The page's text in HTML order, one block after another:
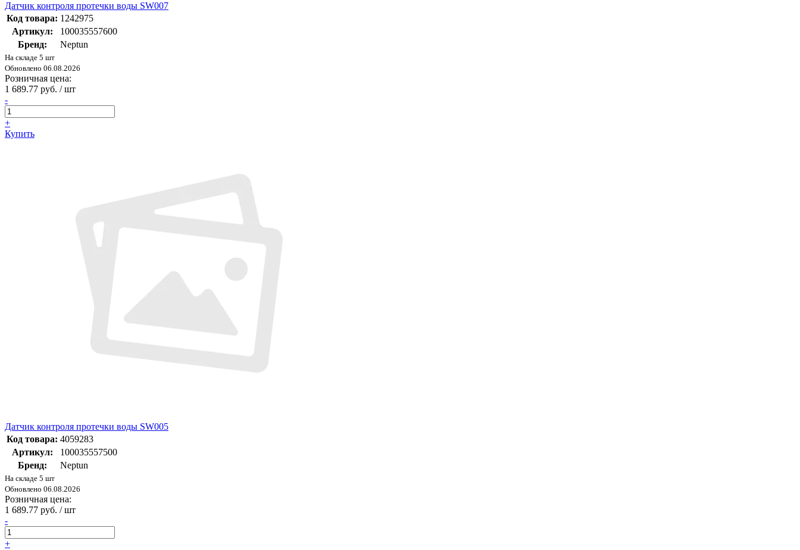
Датчик контроля протечки воды SW007
Код товара: 1242975
Артикул:
100035557600
Бренд:
Neptun
На складе 5 шт
Обновлено 06.08.2026
Розничная цена:
1 689.77 руб. / шт
-
+
Купить
Датчик контроля протечки воды SW005
Код товара: 4059283
Артикул:
100035557500
Бренд:
Neptun
На складе 5 шт
Обновлено 06.08.2026
Розничная цена:
1 689.77 руб. / шт
-
+